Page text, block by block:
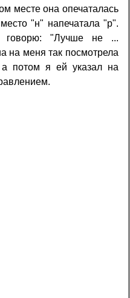
месте она опечаталась
"н" напечатала "р".
"Лучше не ...
на меня так посмотрела
а потом я ей указал на